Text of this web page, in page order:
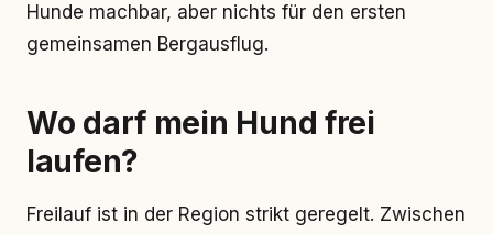
Hunde machbar, aber nichts für den ersten
gemeinsamen Bergausflug.
Wo darf mein Hund frei
laufen?
Freilauf ist in der Region strikt geregelt. Zwischen